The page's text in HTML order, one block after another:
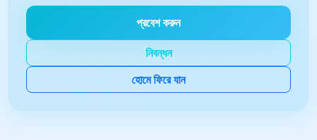
প্রবেশ করুন
নিবন্ধন
হোমে ফিরে যান